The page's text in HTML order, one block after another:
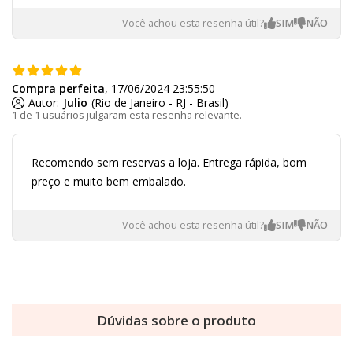
Você achou esta resenha útil?
1 de 1 usuários julgaram esta resenha relevante.
Compra perfeita, 17/06/2024 23:55:50
Autor: Julio (Rio de Janeiro - RJ - Brasil)
Recomendo sem reservas a loja. Entrega rápida, bom
preço e muito bem embalado.
Você achou esta resenha útil?
Dúvidas sobre o produto